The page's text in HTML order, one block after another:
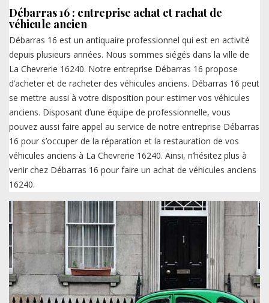
Débarras 16 : entreprise achat et rachat de
véhicule ancien
Débarras 16 est un antiquaire professionnel qui est en activité
depuis plusieurs années. Nous sommes siégés dans la ville de
La Chevrerie 16240. Notre entreprise Débarras 16 propose
d’acheter et de racheter des véhicules anciens. Débarras 16 peut
se mettre aussi à votre disposition pour estimer vos véhicules
anciens. Disposant d’une équipe de professionnelle, vous
pouvez aussi faire appel au service de notre entreprise Débarras
16 pour s’occuper de la réparation et la restauration de vos
véhicules anciens à La Chevrerie 16240. Ainsi, n’hésitez plus à
venir chez Débarras 16 pour faire un achat de véhicules anciens
16240.